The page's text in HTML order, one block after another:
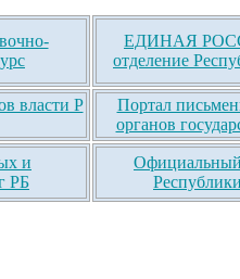
ЕДИНАЯ
отделение
власти Р
Портал
органов
и
РБ
Официальный